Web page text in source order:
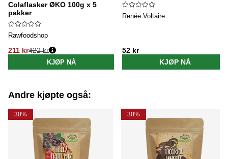
Colaflasker ØKO 100g x 5
pakker
Rawfoodshop
211 kr
Vanlig pris:
422 kr
KJØP NÅ
Renée Voltaire
52 kr
KJØP NÅ
Andre kjøpte også:
30% 30%